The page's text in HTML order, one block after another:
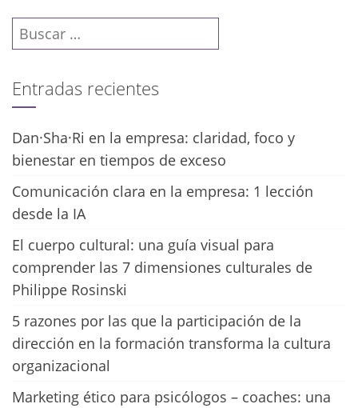
Buscar:
Entradas recientes
Dan·Sha·Ri en la empresa: claridad, foco y
bienestar en tiempos de exceso
Comunicación clara en la empresa: 1 lección
desde la IA
El cuerpo cultural: una guía visual para
comprender las 7 dimensiones culturales de
Philippe Rosinski
5 razones por las que la participación de la
dirección en la formación transforma la cultura
organizacional
Marketing ético para psicólogos – coaches: una